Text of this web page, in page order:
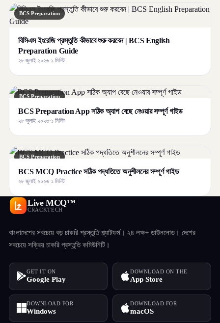
BCS Preparation
বিসিএস ইংরেজি প্রস্তুতি কীভাবে শুরু করবেন | BCS English
Preparation Guide
২৮ জুলাই ২০২৬·১ মিনিট
BCS Preparation
BCS Preparation App সঠিক অ্যাপ বেছে নেওয়ার সম্পূর্ণ গাইড
২৮ জুলাই ২০২৬·১ মিনিট
BCS Preparation
BCS MCQ Practice সঠিক পদ্ধতিতে অনুশীলনের সম্পূর্ণ গাইড
২৮ জুলাই ২০২৬·১ মিনিট
Live MCQ™
CRACKTECH
বাংলাদেশের সবচেয়ে বড় চাকরি প্রস্তুতি প্ল্যাটফর্ম। ২৪ লক্ষ+ ডাউনলোড। দেশের
সবচেয়ে সক্রিয় চাকরি প্রস্তুতি কমিউনিটি।
GET IT ON
Google Play
DOWNLOAD ON THE
App Store
DOWNLOAD FOR
Windows
DOWNLOAD FOR
macOS